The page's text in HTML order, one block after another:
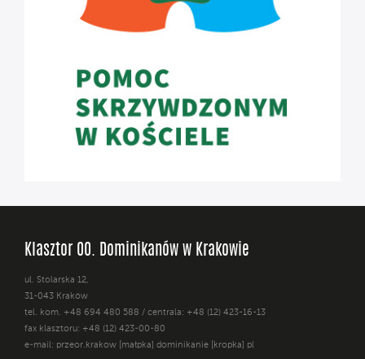
Klasztor OO. Dominikanów w Krakowie
ul. Stolarska 12,
31-043 Kraków
tel. kom. +48 694 480 588 / centrala: +48 (12) 423-16-13
fax klasztoru: +48 (12) 423-00-80
e-mail: przeor.krakow [małpka] dominikanie [kropka] pl